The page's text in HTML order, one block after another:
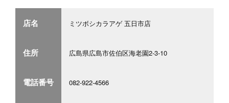
店名 ミツボシカラアゲ 五日市店
住所 広島県広島市佐伯区海老園2-3-10
電話番号 082-922-4566